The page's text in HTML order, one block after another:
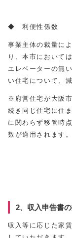
◆ 利便性係数
事業主体の裁量に
り、本市において
エレベーターの無
い住宅について、
※府営住宅が大阪
続き同じ住宅に住
に関わらず移管時
数が適用されます。
2、収入申告書
収入等に応じた家